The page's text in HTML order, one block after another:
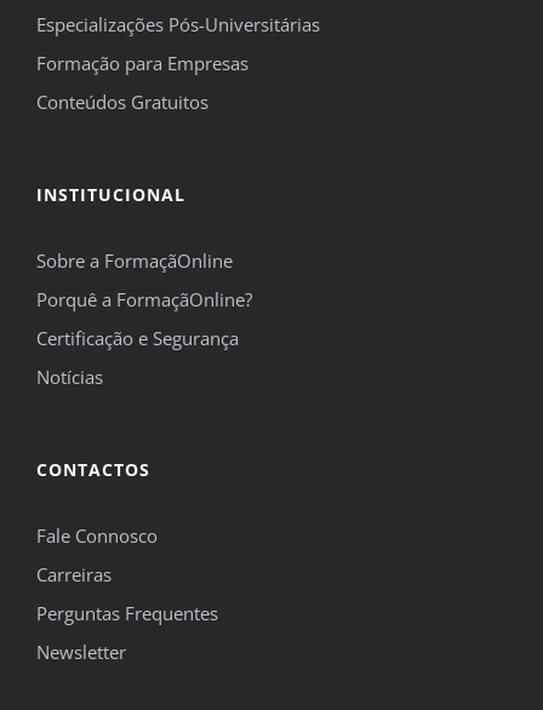
Especializações Pós-Universitárias
Formação para Empresas
Conteúdos Gratuitos
INSTITUCIONAL
Sobre a FormaçãOnline
Porquê a FormaçãOnline?
Certificação e Segurança
Notícias
CONTACTOS
Fale Connosco
Carreiras
Perguntas Frequentes
Newsletter